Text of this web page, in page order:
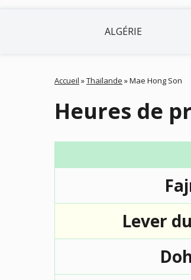
ALGÉRIE
Accueil »Thaïlande »Mae Hong Son
Heures de
Lever